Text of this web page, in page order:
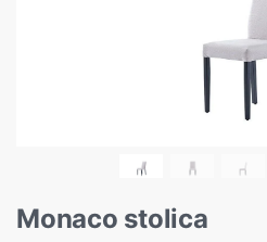
Monaco stolica